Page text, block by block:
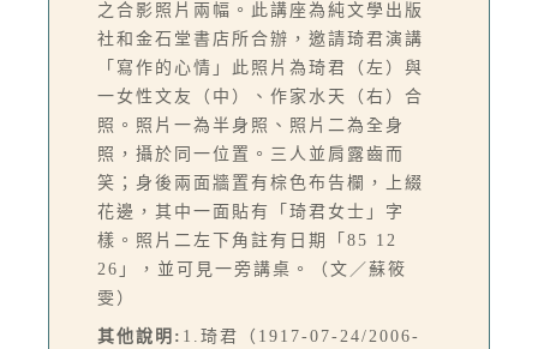
之合影照片兩幅。此講座為純文學出版
社和金石堂書店所合辦，邀請琦君演講
「寫作的心情」此照片為琦君（左）與
一女性文友（中）、作家水天（右）合
照。照片一為半身照、照片二為全身
照，攝於同一位置。三人並肩露齒而
笑；身後兩面牆置有棕色布告欄，上綴
花邊，其中一面貼有「琦君女士」字
樣。照片二左下角註有日期「85 12
26」，並可見一旁講桌。（文／蘇筱
雯）
其他說明: 1.琦君（1917-07-24/2006-